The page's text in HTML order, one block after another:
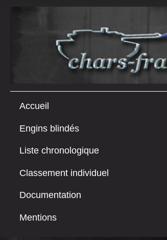
Accueil
Engins blindés
Liste chronologique
Classement individuel
Documentation
Mentions